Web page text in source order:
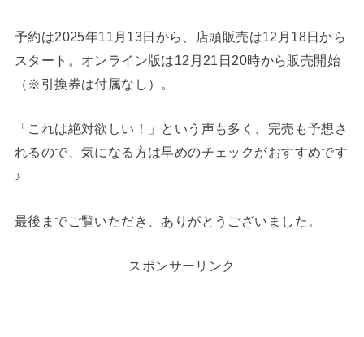
予約は2025年11月13日から、店頭販売は12月18日から
スタート。オンライン版は12月21日20時から販売開始
（※引換券は付属なし）。
「これは絶対欲しい！」という声も多く、完売も予想さ
れるので、気になる方は早めのチェックがおすすめです
♪
最後までご覧いただき、ありがとうございました。
スポンサーリンク